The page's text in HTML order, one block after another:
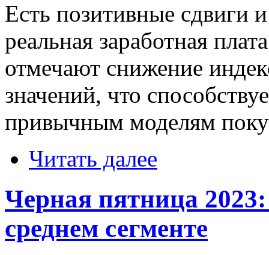
Есть позитивные сдвиги
реальная заработная
отмечают снижение
значений, что
привычным моделям
Читать далее
Черная пятница 2023:
среднем сегменте